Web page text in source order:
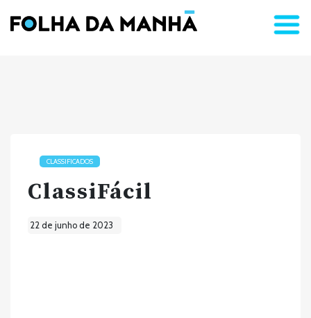
CLASSIFICADOS
ClassiFácil
22 de junho de 2023